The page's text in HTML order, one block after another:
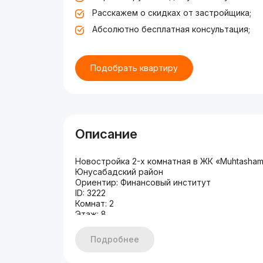
Расскажем о скидках от застройщика;
Абсолютно бесплатная консультация;
Подобрать квартиру
Описание
Новостройка 2-х комнатная в ЖК
Юнусабадский район
Ориентир: Финансовый институт
ID: 3222
Комнат: 2
Этаж: 8
Общая площадь: 78
Состояние: С ремонтом
Подробнее